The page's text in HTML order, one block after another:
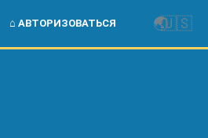
🌏🇺🇸
⌂ АВТОРИЗОВАТЬСЯ